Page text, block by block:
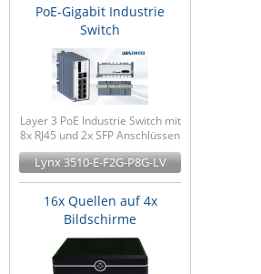
PoE-Gigabit Industrie
Switch
Layer 3 PoE Industrie Switch mit
8x RJ45 und 2x SFP Anschlüssen
Lynx 3510-E-F2G-P8G-LV
16x Quellen auf 4x
Bildschirme